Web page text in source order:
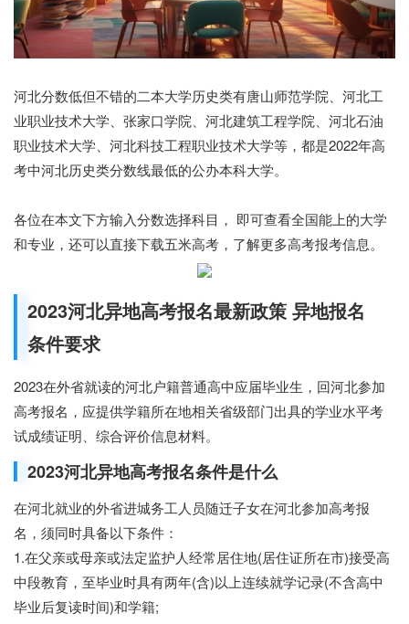
河北分数低但不错的二本大学历史类有唐山师范学院、河北工
业职业技术大学、张家口学院、河北建筑工程学院、河北石油
职业技术大学、河北科技工程职业技术大学等 ，都是2022年高
考中河北历史类分数线最低的公办本科大学。
各位在本文下方输入分数选择科目， 即可查看全国能上的大学
和专业，还可以直接下载五米高考，了解更多高考报考信息。
2023河北异地高考报名最新政策 异地报名
条件要求
2023在外省就读的河北户籍普通高中应届毕业生，回河北参加
高考报名，应提供学籍所在地相关省级部门出具的学业水平考
试成绩证明、综合评价信息材料。
2023河北异地高考报名条件是什么
在河北就业的外省进城务工人员随迁子女在河北参加高考报
名，须同时具备以下条件：
1.在父亲或母亲或法定监护人经常居住地(居住证所在市)接受高
中段教育，至毕业时具有两年(含)以上连续就学记录(不含高中
毕业后复读时间)和学籍;